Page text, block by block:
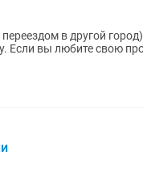
город) Ищем опытного повара европейской
Если вы любите свою